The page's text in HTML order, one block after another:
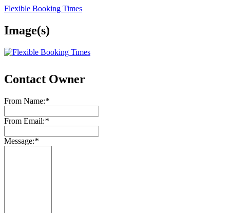
Flexible Booking Times
Image(s)
Contact Owner
From Name:*
From Email:*
Message:*